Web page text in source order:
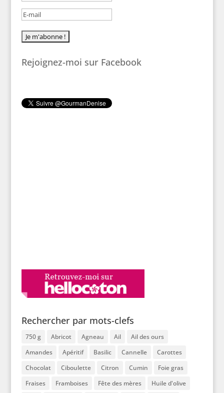
Rejoignez-moi sur Facebook
Rechercher par mots-clefs
750 g Abricot Agneau Ail
Ail des ours
Amandes
Apéritif Basilic Cannelle
Carottes
Chocolat
Ciboulette Citron Cumin
Foie gras
Fraises
Framboises Fête des mères Huile d'olive